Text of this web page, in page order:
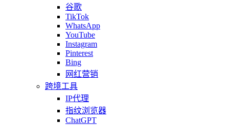
谷歌
TikTok
WhatsApp
YouTube
Instagram
Pinterest
Bing
网红营销
跨境工具
IP代理
指纹浏览器
ChatGPT